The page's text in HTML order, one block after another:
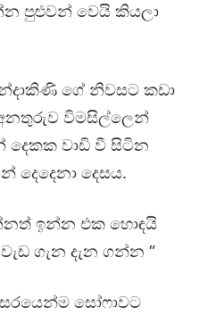
පුළුවන් වෙයි කියලා
ගේ නිවසට කඩා
විමසිල්ලෙන්
දෙකක වාඩි වී සිටින
දෙදෙනා දෙසය.
ඉන්න එක හොඳයි
ගැන දැන ගන්න “
සෝෆාවට